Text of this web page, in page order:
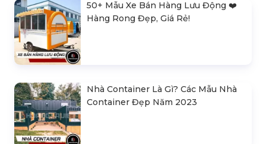
50+ Mẫu Xe Bán Hàng Lưu Động ❤️️
Hàng Rong Đẹp, Giá Rẻ!
Nhà Container Là Gì? Các Mẫu Nhà
Container Đẹp Năm 2023